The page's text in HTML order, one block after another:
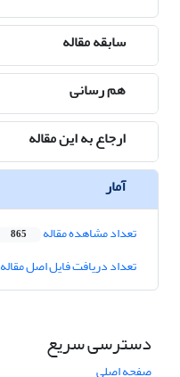
سابقه مقاله
هم رسانی
ارجاع به این مقاله
آمار
تعداد مشاهده مقاله 865
تعداد دریافت فایل اصل مقاله
دسترسی سریع
صفحه اصلی